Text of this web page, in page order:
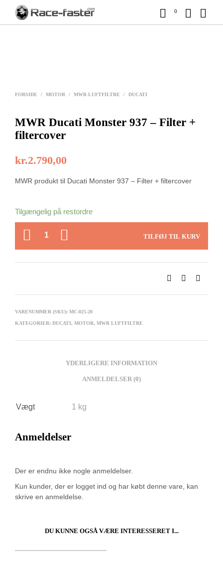
0
FORSIDE / MOTOR / MWR LUFTFILTRE / DUCATI
MWR Ducati Monster 937 – Filter +
filtercover
kr.2.790,00
MWR produkt til Ducati Monster 937 – Filter + filtercover
Tilgængelig på restordre
ANTAL
TILFØJ TIL KURV
VARENUMMER (SKU): MC-025-20
KATEGORIER: DUCATI, MOTOR, MWR LUFTFILTRE
YDERLIGERE INFORMATION
ANMELDELSER (0)
Vægt 1 kg
Anmeldelser
Der er endnu ikke nogle anmeldelser.
Kun kunder, der er logget ind og har købt denne vare, kan
skrive en anmeldelse.
DU KUNNE OGSÅ VÆRE INTERESSERET I...